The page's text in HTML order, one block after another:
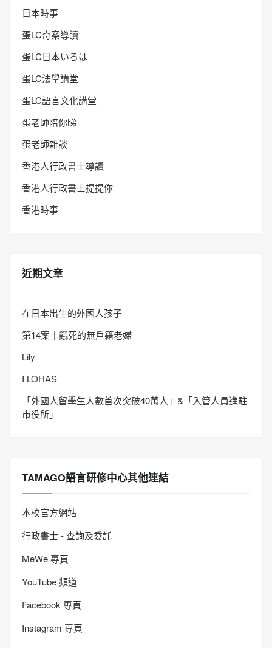
日本時事
蛋LC奇案導讀
蛋LC日本いろは
蛋LC法學講堂
蛋LC語言文化講堂
蛋老師陪你睇
蛋老師雜談
香港人行政書士導讀
香港人行政書士提提你
香港時事
近期文章
在日本出生的外國人孩子
第14案｜餓死的無戶籍老婦
Lily
I LOHAS
「外國人留學生人數首次突破40萬人」&「入管人員進駐
市役所」
TAMAGO語言研修中心其他連結
本校官方網站
行政書士 - 查詢及委託
MeWe 專頁
YouTube 頻道
Facebook 專頁
Instagram 專頁